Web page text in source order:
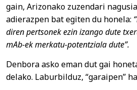
gain, Arizonako zuzendari
adierazpen bat egiten du honela:
diren pertsonek ezin izango dute
mAb-ek merkatu-potentziala dute”.
Denbora asko eman dut gai
delako. Laburbilduz, “garaipen”